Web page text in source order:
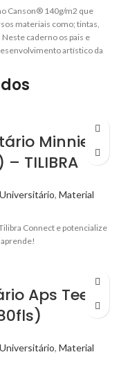
Canson® 140g/m2 que
materiais como; tintas,
Neste caderno os pais e
artístico da
Minnie 1
TILIBRA
, Material
Connect e potencialize
Aps Teen 1
, Material